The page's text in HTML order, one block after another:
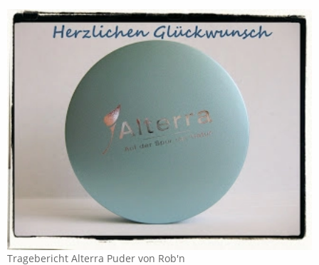
Tragebericht Alterra Puder von Rob'n